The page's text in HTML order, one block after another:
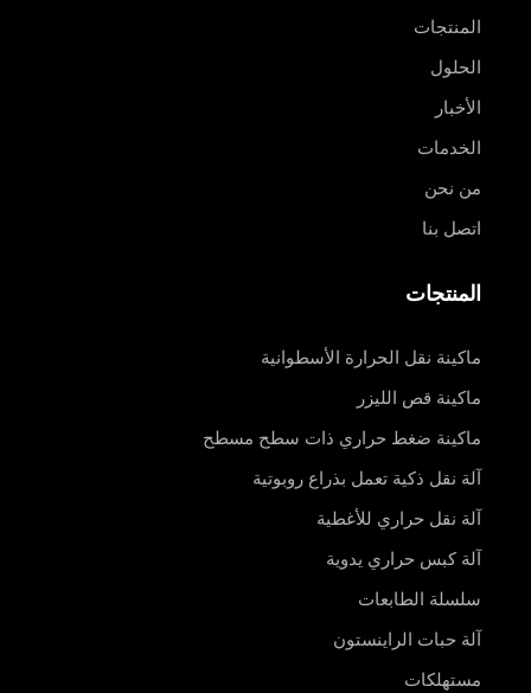
المنتجات
الحلول
الأخبار
الخدمات
من نحن
اتصل بنا
المنتجات
ماكينة نقل الحرارة الأسطوانية
ماكينة قص الليزر
ماكينة ضغط حراري ذات سطح مسطح
آلة نقل ذكية تعمل بذراع روبوتية
آلة نقل حراري للأغطية
آلة كبس حراري يدوية
سلسلة الطابعات
آلة حبات الراينستون
مستهلكات